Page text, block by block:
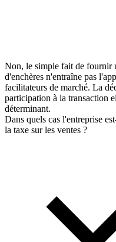
Non, le simple fait de fournir
d'enchères n'entraîne pas
facilitateurs de marché. La
participation à la transaction
déterminant.
Dans quels cas l'entreprise
la taxe sur les ventes ?